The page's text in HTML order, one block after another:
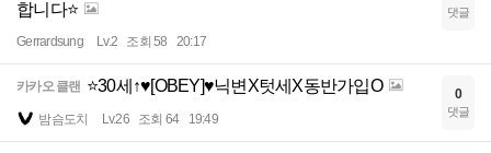
합니다⭐
Gerrardsung Lv.2 조회 58 20:17
댓글
카카오 클랜 ⭐30세↑♥️[OBEY]♥️닉변X텃세X동반가입O
밤슴도치 Lv.26 조회 64 19:49
0
댓글